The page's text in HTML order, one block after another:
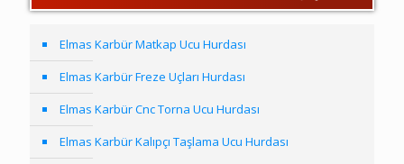
Elmas Karbür Matkap Ucu Hurdası
Elmas Karbür Freze Uçları Hurdası
Elmas Karbür Cnc Torna Ucu Hurdası
Elmas Karbür Kalıpçı Taşlama Ucu Hurdası